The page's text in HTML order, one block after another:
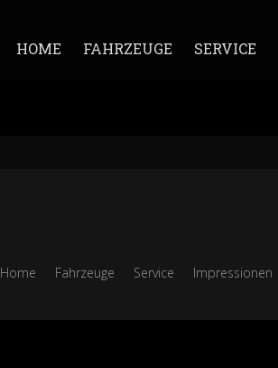
HOME FAHRZEUGE SERVICE
Home Fahrzeuge Service Impressionen